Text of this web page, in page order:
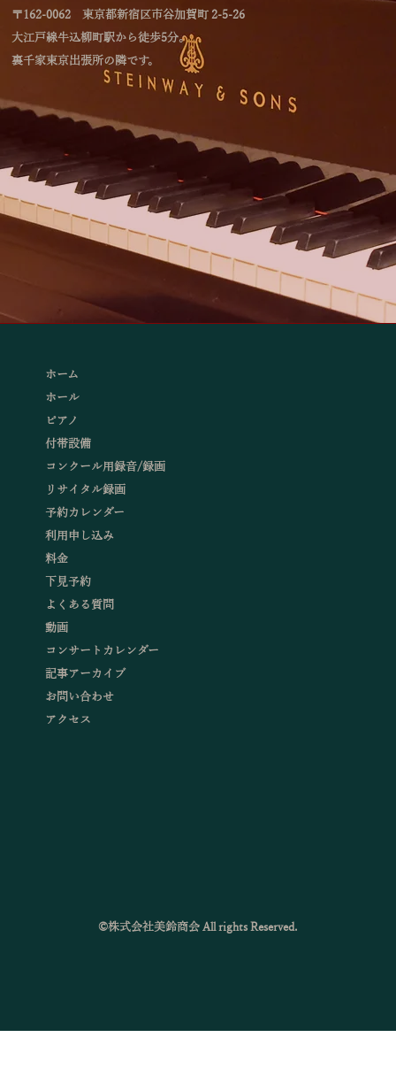
〒162-0062 東京都新宿区市谷加賀町 2-5-26
大江戸線牛込柳町駅から徒歩5分。
裏千家東京出張所の隣です。
ホーム
ホール
ピアノ
付帯設備
コンクール用録音/録画
リサイタル録画
予約カレンダー
利用申し込み
料金
下見予約
よくある質問
動画
コンサートカレンダー
記事アーカイブ
お問い合わせ
アクセス
©株式会社美鈴商会 All rights Reserved.